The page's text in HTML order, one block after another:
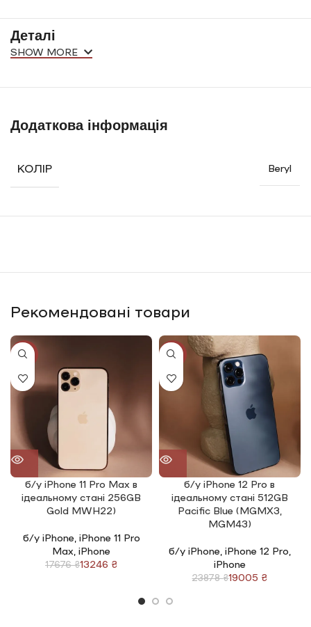
Деталі
SHOW MORE
Додаткова інформація
КОЛІР Beryl
Рекомендовані товари
-25%
б/у iPhone 11 Pro Max в
ідеальному стані 256GB
Gold MWH22)
б/у iPhone, iPhone 11 Pro
Max iPhone
17676₴13246 ₴
-20%
б/у iPhone 12 Pro в
ідеальному стані 512GB
Pacific Blue (MGMX3,
MGM43)
б/у iPhone, iPhone 12 Pro
iPhone
23878₴19005 ₴